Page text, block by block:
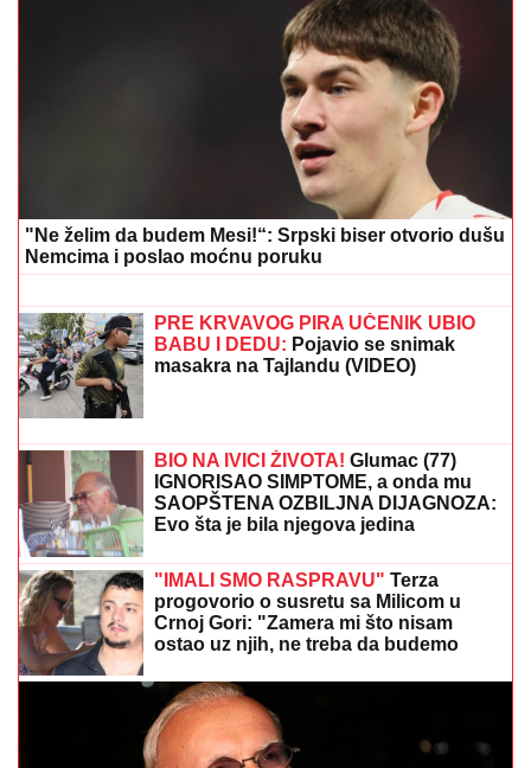
(FOTO, VIDEO) OVO JE ZORAN OSUMNJIČEN ZA
UBISTVO SVOJE MAJKE NA NOVOM BEOGRADU!
Policija ga izvela bosog, KRVAVIH nogu sa lisicama
na rukama, ušao u kola Hitne pomoći
(FOTO) "AKO JE DETE PAMETNO,
ZNA SE NA KOGA JE - NA TETKU"
Vanja Gudelj podelila objavu o malom
Ilijanu, Anastasija odmah reagovala
MILJANA KULIĆ SE SKINULA U
plaži: Dok ona spava Siniša uči Željka
da pliva, a Marija i Tića se sunčaju
(Video)
Ceca Ražnatović u LEŽERNOM IZDANJU nakon
porođaja ĆERKE Anastasije: MNOGI JE NISU
PREPOZNALI TOKOM LETA ZA SRBIJU! (FOTO)
ZBOG DIJAGNOZE JE MESECIMA
BILA U KREVETU
pokazala kako prima INFUZIJU, pa